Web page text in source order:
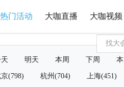
热门活动 大咖直播 大咖视频
明天 本周 下周
(798) 杭州(704) 上海(451)